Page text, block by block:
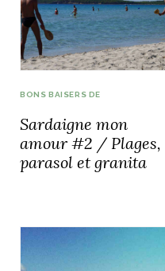
BONS BAISERS DE
Sardaigne mon
amour #2 / Plages,
parasol et granita